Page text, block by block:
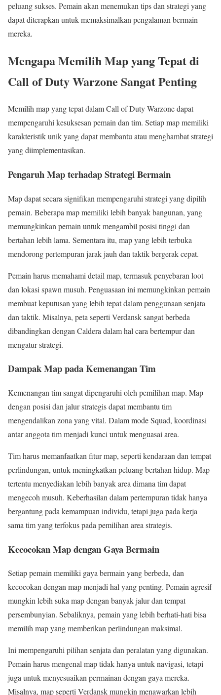
peluang sukses. Pemain akan menemukan tips dan strategi yang
dapat diterapkan untuk memaksimalkan pengalaman bermain
mereka.
Mengapa Memilih Map yang Tepat di
Call of Duty Warzone Sangat Penting
Memilih map yang tepat dalam Call of Duty Warzone dapat
mempengaruhi kesuksesan pemain dan tim. Setiap map memiliki
karakteristik unik yang dapat membantu atau menghambat strategi
yang diimplementasikan.
Pengaruh Map terhadap Strategi Bermain
Map dapat secara signifikan mempengaruhi strategi yang dipilih
pemain. Beberapa map memiliki lebih banyak bangunan, yang
memungkinkan pemain untuk mengambil posisi tinggi dan
bertahan lebih lama. Sementara itu, map yang lebih terbuka
mendorong pertempuran jarak jauh dan taktik bergerak cepat.
Pemain harus memahami detail map, termasuk penyebaran loot
dan lokasi spawn musuh. Penguasaan ini memungkinkan pemain
membuat keputusan yang lebih tepat dalam penggunaan senjata
dan taktik. Misalnya, peta seperti Verdansk sangat berbeda
dibandingkan dengan Caldera dalam hal cara bertempur dan
mengatur strategi.
Dampak Map pada Kemenangan Tim
Kemenangan tim sangat dipengaruhi oleh pemilihan map. Map
dengan posisi dan jalur strategis dapat membantu tim
mengendalikan zona yang vital. Dalam mode Squad, koordinasi
antar anggota tim menjadi kunci untuk menguasai area.
Tim harus memanfaatkan fitur map, seperti kendaraan dan tempat
perlindungan, untuk meningkatkan peluang bertahan hidup. Map
tertentu menyediakan lebih banyak area dimana tim dapat
mengecoh musuh. Keberhasilan dalam pertempuran tidak hanya
bergantung pada kemampuan individu, tetapi juga pada kerja
sama tim yang terfokus pada pemilihan area strategis.
Kecocokan Map dengan Gaya Bermain
Setiap pemain memiliki gaya bermain yang berbeda, dan
kecocokan dengan map menjadi hal yang penting. Pemain agresif
mungkin lebih suka map dengan banyak jalur dan tempat
persembunyian. Sebaliknya, pemain yang lebih berhati-hati bisa
memilih map yang memberikan perlindungan maksimal.
Ini mempengaruhi pilihan senjata dan peralatan yang digunakan.
Pemain harus mengenal map tidak hanya untuk navigasi, tetapi
juga untuk menyesuaikan permainan dengan gaya mereka.
Misalnya, map seperti Verdansk mungkin menawarkan lebih